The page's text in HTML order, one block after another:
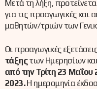
Μετά τη λήξη,
για τις προαγωγικές και
μαθητών/τριών των
Οι προαγωγικές
τάξης των Ημερησίων
από την Τρίτη 23 Μαΐου
2023.Η ημερομηνία